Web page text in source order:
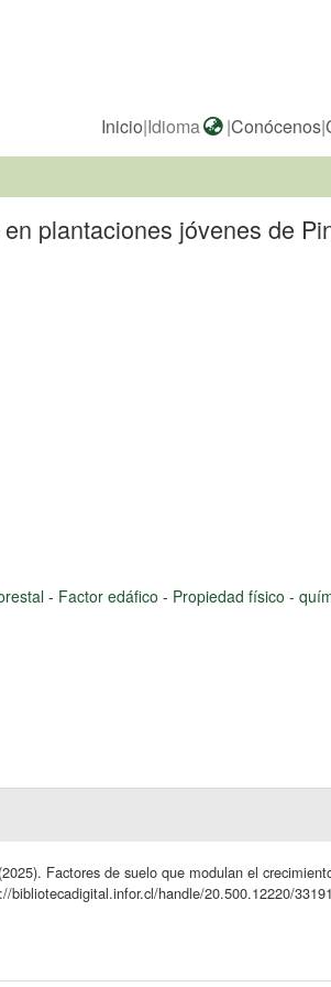
Inicio|Idioma |Conócenos|
plantaciones jóvenes de
- Factor edáfico - Propiedad físico -
Factores de suelo que modulan el
handle/20.500.12220/33191